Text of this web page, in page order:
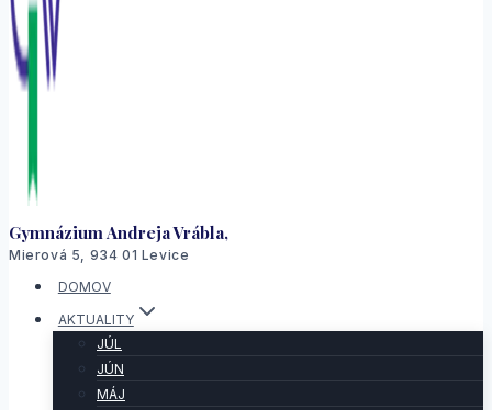
Gymnázium Andreja Vrábla,
Mierová 5, 934 01 Levice
DOMOV
AKTUALITY
JÚL
JÚN
MÁJ